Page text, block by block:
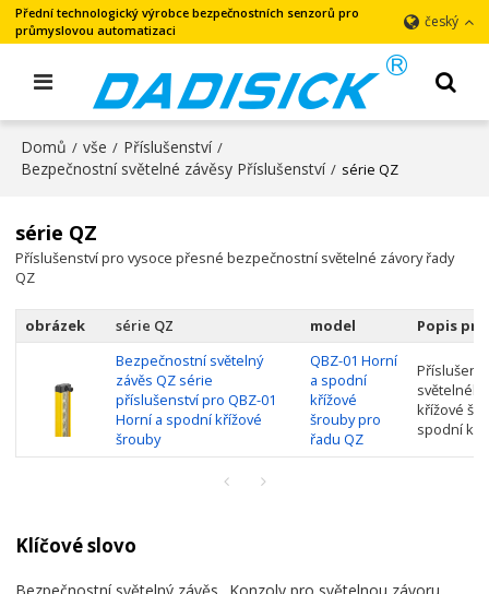
Přední technologický výrobce bezpečnostních senzorů pro
průmyslovou automatizaci
český
Domů / vše / Příslušenství /
Bezpečnostní světelné závěsy Příslušenství / série QZ
série QZ
Příslušenství pro vysoce přesné bezpečnostní světelné závory řady
QZ
obrázek série QZ model
Popis
Bezpečnostní světelný
závěs QZ série
příslušenství pro QBZ-01
Horní a spodní křížové
šrouby
QBZ-01 Horní
a spodní
křížové
šrouby pro
řadu QZ
křížové
spodní
Klíčové slovo